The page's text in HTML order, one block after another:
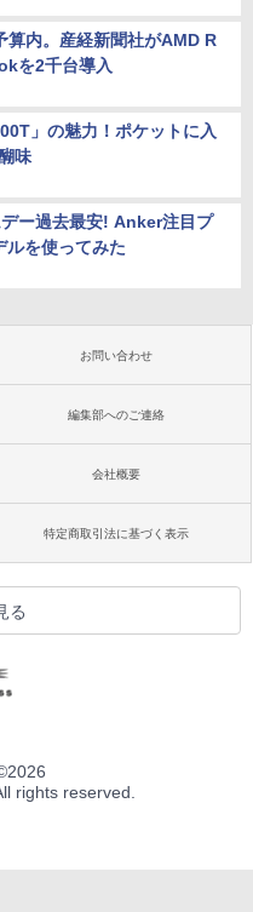
算内。産経新聞社がAMD R
を2千台導入
」の魅力！ポケットに入
味
ー過去最安! Anker注目プ
ルを使ってみた
お問い合わせ
編集部へのご連絡
会社概要
特定商取引法に基づく表示
る
2026
rights reserved.